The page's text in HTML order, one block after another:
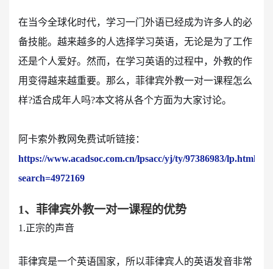
在当今全球化时代，学习一门外语已经成为许多人的必
备技能。越来越多的人选择学习英语，无论是为了工作
还是个人爱好。然而，在学习英语的过程中，外教的作
用变得越来越重要。那么，菲律宾外教一对一课程怎么
样?适合成年人吗?本文将从各个方面为大家讨论。
阿卡索外教网免费试听链接：
https://www.acadsoc.com.cn/lpsacc/yj/ty/97386983/lp.html?
search=4972169
1、菲律宾外教一对一课程的优势
1.正宗的声音
菲律宾是一个英语国家，所以菲律宾人的英语发音非常